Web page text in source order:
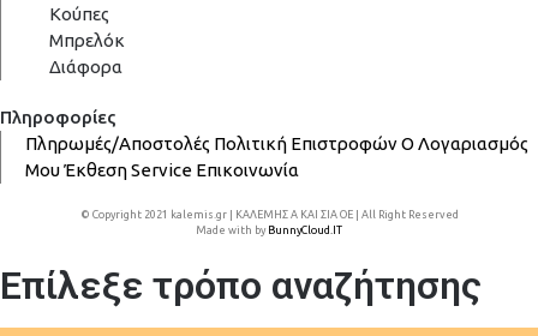
Κούπες
Μπρελόκ
Διάφορα
Πληροφορίες
Πληρωμές/Αποστολές Πολιτική ΕπιστροφώνΟ Λογαριασμός
ΜουΈκθεσηService Επικοινωνία
© Copyright 2021 kalemis.gr | ΚΑΛΕΜΗΣ Α ΚΑΙ ΣΙΑ ΟΕ | All Right Reserved
Made with by BunnyCloud.IT
Επίλεξε τρόπο αναζήτησης